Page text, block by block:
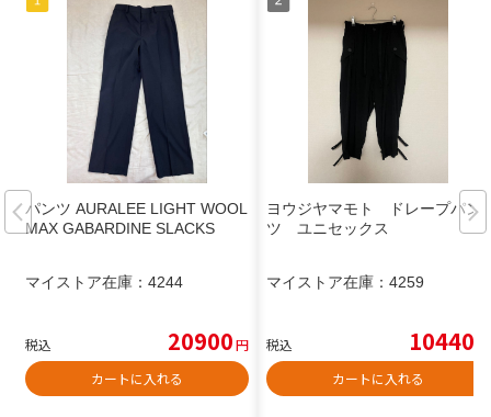
パンツ AURALEE LIGHT WOOL
MAX GABARDINE SLACKS
マイストア在庫： 4244
税込 20900円
カートに入れる
ヨウジヤマモト ドレープパン
ツ ユニセックス
マイストア在庫： 4259
税込 10440
カートに入れる